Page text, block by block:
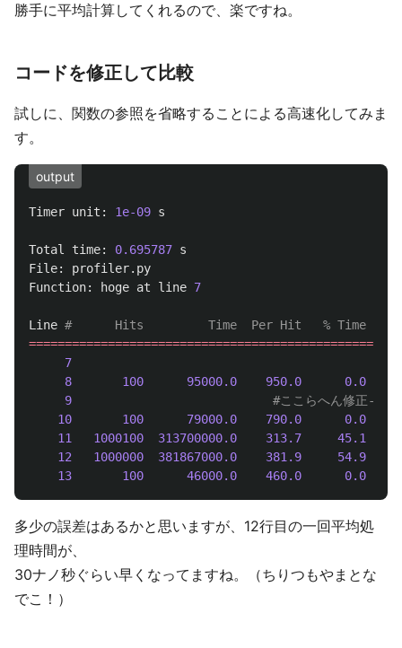
勝手に平均計算してくれるので、楽ですね。
コードを修正して比較
試しに、関数の参照を省略することによる高速化してみま
す。
output
Timer unit : 1e-09 s
Total time: 0.695787 s
File: profiler. py
Function: hoge at line 7
Line
7
8
100 95000.0 950.0
0.0
9
10
100 79000.0 790.0
0.0
11
1000100 313700000.0 313.7
45.1
12
1000000 381867000.0 381.9
54.9
13
100 46000.0 460.0 0.0
多少の誤差はあるかと思いますが、12行目の一回平均処
理時間が、
30ナノ秒ぐらい早くなってますね。（ちりつもやまとな
でこ！）